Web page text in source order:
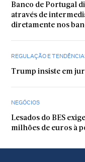
Banco de Portugal
através de
diretamente nos
REGULAÇÃO E
Trump insiste em
NEGÓCIOS
Lesados do BES
milhões de euros à